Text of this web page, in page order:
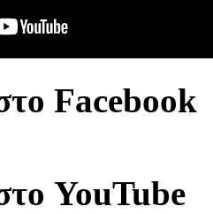
Facebook
YouTube